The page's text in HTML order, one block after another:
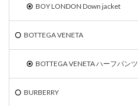
BOY LONDON Down jacket
BOTTEGA VENETA
BOTTEGA VENETA ハーフパンツ
BURBERRY